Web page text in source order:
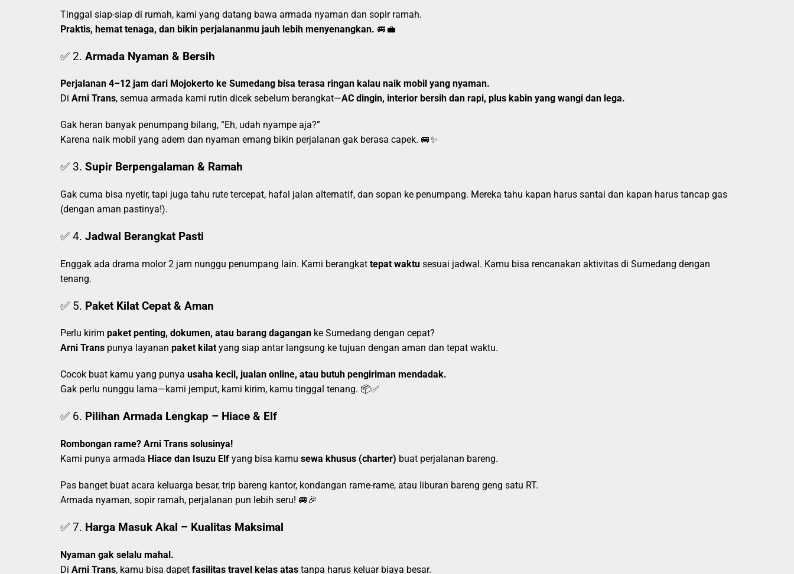
Tinggal siap-siap di rumah, kami yang datang bawa armada nyaman dan sopir ramah.
Praktis, hemat tenaga, dan bikin perjalananmu jauh lebih menyenangkan. 🚐💼
✅ 2. Armada Nyaman & Bersih
Perjalanan 4–12 jam dari Mojokerto ke Sumedang bisa terasa ringan kalau naik mobil yang nyaman.
Di Arni Trans, semua armada kami rutin dicek sebelum berangkat—AC dingin, interior bersih dan rapi, plus kabin yang wangi dan lega.
Gak heran banyak penumpang bilang, “Eh, udah nyampe aja?”
Karena naik mobil yang adem dan nyaman emang bikin perjalanan gak berasa capek. 🚐✨
✅ 3. Supir Berpengalaman & Ramah
Gak cuma bisa nyetir, tapi juga tahu rute tercepat, hafal jalan alternatif, dan sopan ke penumpang. Mereka tahu kapan harus santai dan kapan harus tancap gas
(dengan aman pastinya!).
✅ 4. Jadwal Berangkat Pasti
Enggak ada drama molor 2 jam nunggu penumpang lain. Kami berangkat tepat waktu sesuai jadwal. Kamu bisa rencanakan aktivitas di Sumedang dengan
tenang.
✅ 5. Paket Kilat Cepat & Aman
Perlu kirim paket penting, dokumen, atau barang dagangan ke Sumedang dengan cepat?
Arni Trans punya layanan paket kilat yang siap antar langsung ke tujuan dengan aman dan tepat waktu.
Cocok buat kamu yang punya usaha kecil, jualan online, atau butuh pengiriman mendadak.
Gak perlu nunggu lama—kami jemput, kami kirim, kamu tinggal tenang. 📦✅
✅ 6. Pilihan Armada Lengkap – Hiace & Elf
Rombongan rame? Arni Trans solusinya!
Kami punya armada Hiace dan Isuzu Elf yang bisa kamu sewa khusus (charter) buat perjalanan bareng.
Pas banget buat acara keluarga besar, trip bareng kantor, kondangan rame-rame, atau liburan bareng geng satu RT.
Armada nyaman, sopir ramah, perjalanan pun lebih seru! 🚐🎉
✅ 7. Harga Masuk Akal – Kualitas Maksimal
Nyaman gak selalu mahal.
Di Arni Trans, kamu bisa dapet fasilitas travel kelas atas tanpa harus keluar biaya besar.